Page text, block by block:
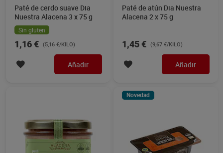
Paté de cerdo suave Dia
Nuestra Alacena 3 x 75 g
Sin gluten
1,16 € (5,16 €/KILO)
Añadir
Paté de atún Dia Nuestra
Alacena 2 x 75 g
1,45 € (9,67 €/KILO)
Añadir
Novedad